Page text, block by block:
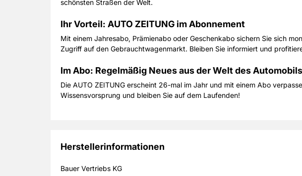
schönsten Straßen der Welt.
Ihr Vorteil: AUTO ZEITUNG im Abonnement
Mit einem Jahresabo, Prämienabo oder Geschenkabo sichern Sie sich
Zugriff auf den Gebrauchtwagenmarkt. Bleiben Sie informiert und
Im Abo: Regelmäßig Neues aus der Welt des Automobils
Die AUTO ZEITUNG erscheint 26-mal im Jahr und mit einem Abo
Wissensvorsprung und bleiben Sie auf dem Laufenden!
Herstellerinformationen
Bauer Vertriebs KG